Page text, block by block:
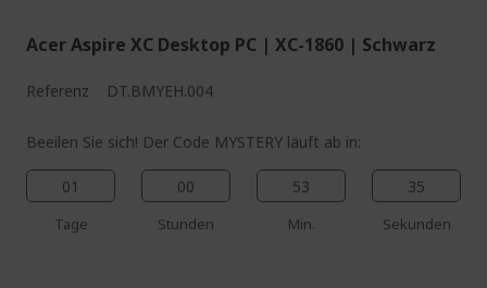
Acer Aspire XC Desktop PC | XC-1860 | Schwarz
Referenz DT.BMYEH.004
Beeilen Sie sich! Der Code MYSTERY läuft ab in:
01
Tage
00
Stunden
53
Min.
34
Sekunden